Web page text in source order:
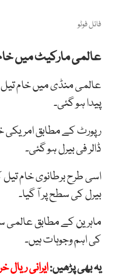
فائل فوٹو
عالمی مارکیٹ میں خام تیل کی
عالمی منڈی میں خام
پیدا ہو گئی۔
ڈالر فی بیرل ہو گئی۔
بیرل کی سطح پر آ گیا۔
ماہرین کے مطابق عالمی
کی اہم وجوہات ہیں۔
یہ بھی پڑھیں:ایرانی